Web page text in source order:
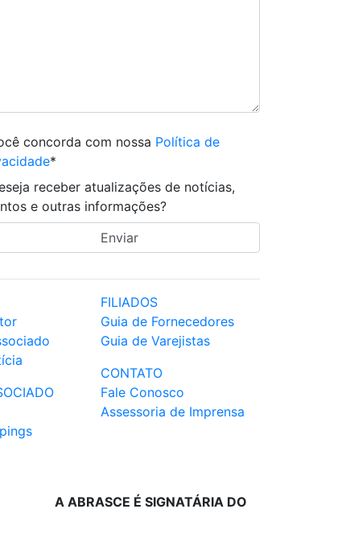
concorda com nossa Política de
*
receber atualizações de notícias,
e outras informações?
FILIADOS
Guia de Fornecedores
Guia de Varejistas
CONTATO
Fale Conosco
Assessoria de Imprensa
A ABRASCE É SIGNATÁRIA DO